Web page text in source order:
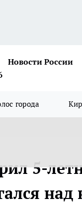
Новости России
города
5-
над